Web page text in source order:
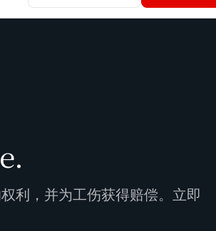
利，并为工伤获得赔偿。立即